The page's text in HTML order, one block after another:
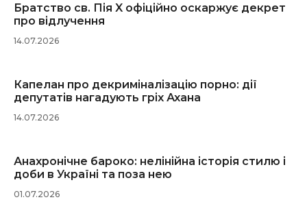
Братство св. Пія X офіційно оскаржує декрет
про відлучення
14.07.2026
Капелан про декриміналізацію порно: дії
депутатів нагадують гріх Ахана
14.07.2026
Анахронічне бароко: нелінійна історія стилю і
доби в Україні та поза нею
01.07.2026